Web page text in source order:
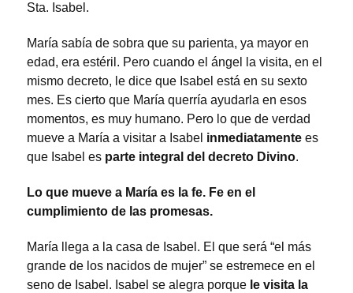
Sta. Isabel.
María sabía de sobra que su parienta, ya mayor en
edad, era estéril. Pero cuando el ángel la visita, en el
mismo decreto, le dice que Isabel está en su sexto
mes. Es cierto que María querría ayudarla en esos
momentos, es muy humano. Pero lo que de verdad
mueve a María a visitar a Isabel inmediatamente es
que Isabel es parte integral del decreto Divino.
Lo que mueve a María es la fe. Fe en el
cumplimiento de las promesas.
María llega a la casa de Isabel. El que será “el más
grande de los nacidos de mujer” se estremece en el
seno de Isabel. Isabel se alegra porque le visita la